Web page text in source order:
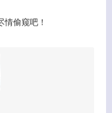
偷窥吧！